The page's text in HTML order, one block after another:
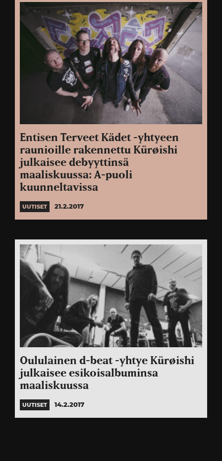
Entisen Terveet Kädet -yhtyeen
raunioille rakennettu Kürøishi
julkaisee debyyttinsä
maaliskuussa: A-puoli
kuunneltavissa
UUTISET 21.2.2017
Oululainen d-beat -yhtye Kürøishi
julkaisee esikoisalbuminsa
maaliskuussa
UUTISET 14.2.2017